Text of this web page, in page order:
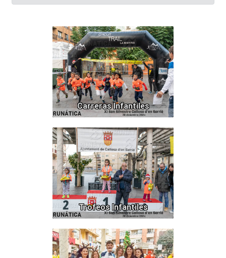
Carreras Infantiles
78
Trofeos Infantiles
33
112